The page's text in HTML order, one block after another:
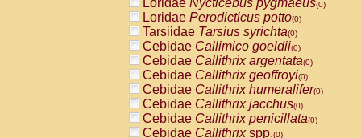
Loridae Nycticebus pygmaeus(0)
Loridae Perodicticus potto(0)
Tarsiidae Tarsius syrichta(0)
Cebidae Callimico goeldii(0)
Cebidae Callithrix argentata(0)
Cebidae Callithrix geoffroyi(0)
Cebidae Callithrix humeralifer(0)
Cebidae Callithrix jacchus(0)
Cebidae Callithrix penicillata(0)
Cebidae Callithrixspp.(0)